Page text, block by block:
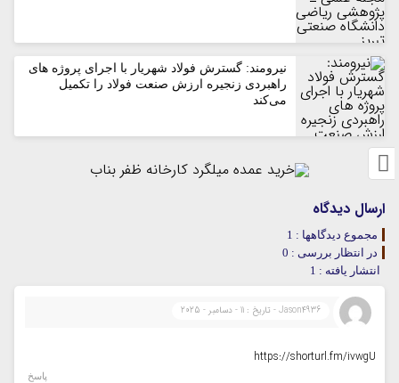
نیرومند: گسترش فولاد شهریار با اجرای پروژه های
راهبردی زنجیره ارزش صنعت فولاد را تکمیل
می‌کند
ارسال دیدگاه
مجموع دیدگاهها : 1
در انتظار بررسی : 0
انتشار یافته : 1
Jason4936 - تاریخ : 11 - دسامبر - 2025
https://shorturl.fm/ivwgU
پاسخ